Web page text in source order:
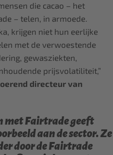
die cacao – het
– telen, in armoede.
krijgen niet hun eerlijke
met de verwoestende
gewasziekten,
prijsvolatiliteit,”
directeur van
met Fairtrade geeft
aan de sector. Ze
door de Fairtrade